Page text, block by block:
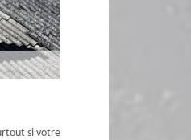
si votre